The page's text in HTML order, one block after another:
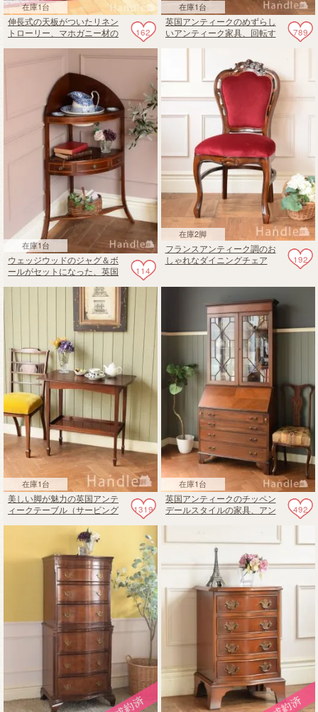
在庫1台
162
伸長式の天板がついたリネン
トローリー、マホガニー材の
在庫1台
789
英国アンティークのめずらし
いアンティーク家具、回転す
在庫1台
114
ウェッジウッドのジャグ＆ボ
ールがセットになった、英国
在庫2脚
192
フランスアンティーク調のお
しゃれなダイニングチェア
在庫1台
1319
美しい脚が魅力の英国アンテ
ィークテーブル（サービング
在庫1台
492
英国アンティークのチッペン
デールスタイルの家具、アン